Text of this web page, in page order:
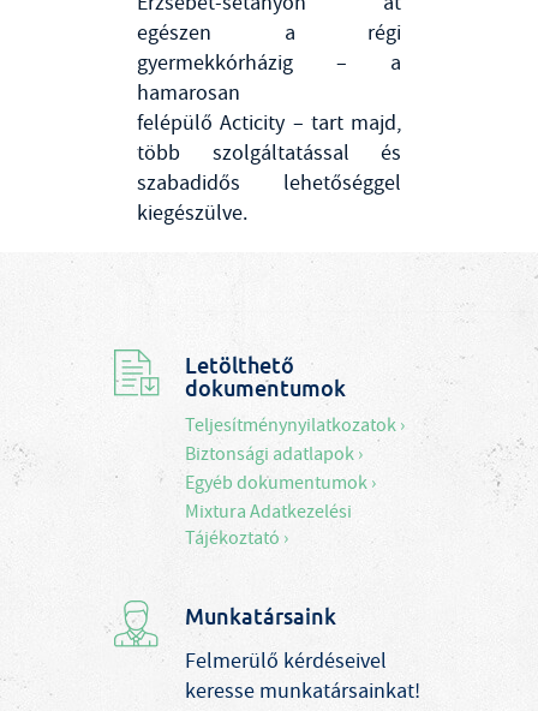
egészen a régi
gyermekkórházig – a
hamarosan
felépülő Acticity – tart majd,
több szolgáltatással és
szabadidős lehetőséggel
kiegészülve.
Letölthető
dokumentumok
Teljesítménynyilatkozatok ›
Biztonsági adatlapok ›
Egyéb dokumentumok ›
Mixtura Adatkezelési
Tájékoztató ›
Munkatársaink
Felmerülő kérdéseivel
keresse munkatársainkat!